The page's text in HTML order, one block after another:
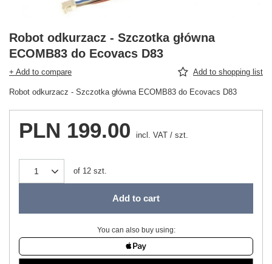
Robot odkurzacz - Szczotka główna
ECOMB83 do Ecovacs D83
+ Add to compare Add to shopping list
Robot odkurzacz - Szczotka główna ECOMB83 do Ecovacs D83
PLN 199.00 incl. VAT / szt.
of 12 szt.
Add to cart
You can also buy using: